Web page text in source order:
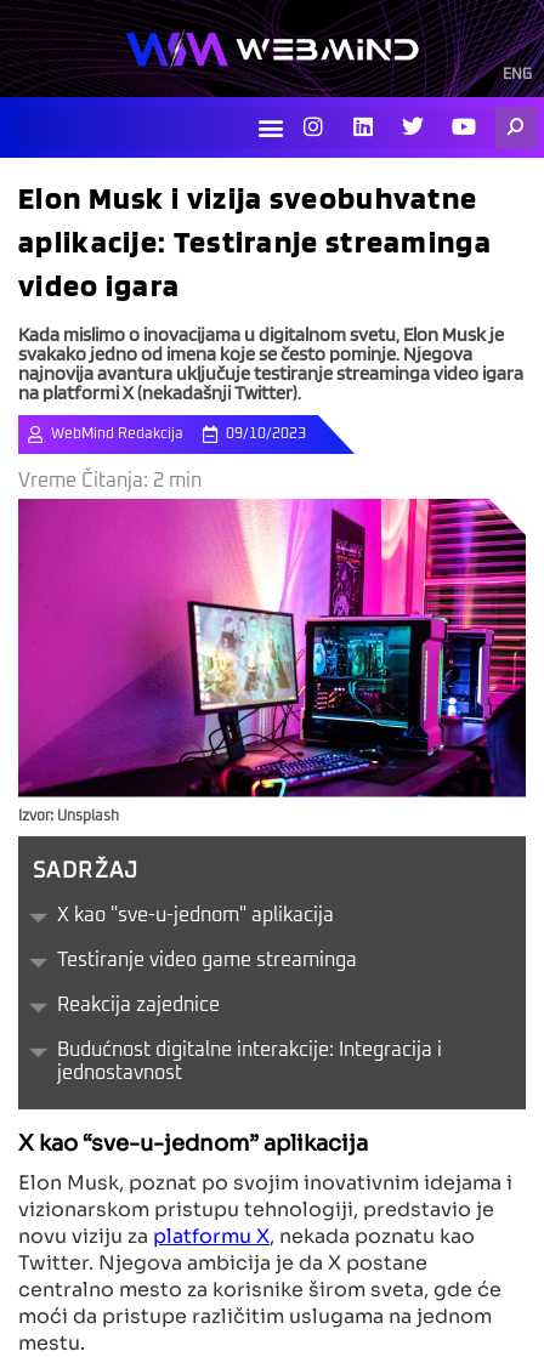
Skip
to
content
ENG
I
n
s
a
r
L
i
n
e
i
T
w
i
t
r
Y
o
u
u
e
Elon Musk i vizija sveobuhvatne
aplikacije: Testiranje streaminga
video igara
Kada mislimo o inovacijama u digitalnom svetu, Elon Musk je
svakako jedno od imena koje se često pominje. Njegova
najnovija avantura uključuje testiranje streaminga video igara
na platformi X (nekadašnji Twitter).
WebMind Redakcija 09/10/2023
Vreme Čitanja: 2 min
Izvor: Unsplash
SADRŽAJ
X kao "sve-u-jednom" aplikacija
Testiranje video game streaminga
Reakcija zajednice
Budućnost digitalne interakcije: Integracija i
jednostavnost
X kao “sve-u-jednom” aplikacija
Elon Musk, poznat po svojim inovativnim idejama i
vizionarskom pristupu tehnologiji, predstavio je
novu viziju za platformu X, nekada poznatu kao
Twitter. Njegova ambicija je da X postane
centralno mesto za korisnike širom sveta, gde će
moći da pristupe različitim uslugama na jednom
mestu.